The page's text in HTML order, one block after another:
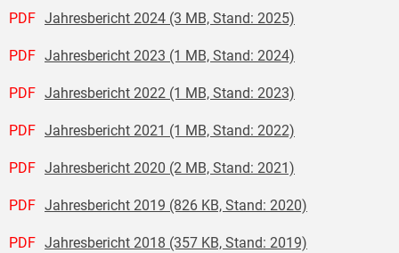
PDF Jahresbericht 2024 (3 MB, Stand: 2025)
PDF Jahresbericht 2023 (1 MB, Stand: 2024)
PDF Jahresbericht 2022 (1 MB, Stand: 2023)
PDF Jahresbericht 2021 (1 MB, Stand: 2022)
PDF Jahresbericht 2020 (2 MB, Stand: 2021)
PDF Jahresbericht 2019 (826 KB, Stand: 2020)
PDF Jahresbericht 2018 (357 KB, Stand: 2019)